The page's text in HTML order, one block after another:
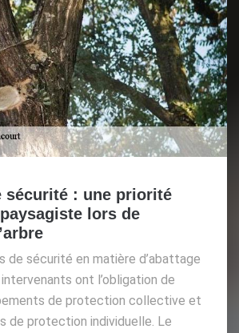
sécurité : une priorité
lors de
de sécurité en matière d’abattage
ont l’obligation de
de protection collective et
de protection individuelle. Le